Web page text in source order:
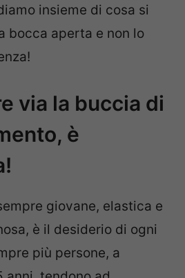
insieme di cosa si
bocca aperta e non lo
via la buccia di
è
giovane, elastica e
è il desiderio di ogni
più persone, a